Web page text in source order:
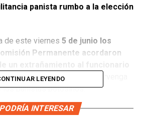
panista rumbo a la elección
de este viernes 5 de junio los
Permanente acordaron
el objetivo de que no intervenga
los panistas potosinos.
en algunas posturas que
LEYENDO
INTERESAR